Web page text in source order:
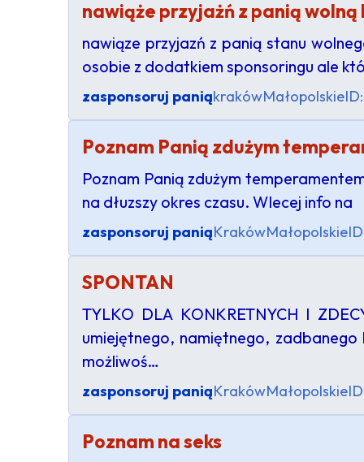
nawiąże przyjażń z panią
nawiąze przyjazń z panią stanu
osobie z dodatkiem sponsoringu ale
zasponsoruj paniąkrakówMałopolskie
Poznam Panią zdużym
Poznam Panią zdużym
na dłuzszy okres czasu. WIecej info na
zasponsoruj paniąKrakówMałopolskie
SPONTAN
TYLKO DLA KONKRETNYCH I
umiejętnego, namiętnego,
możliwoś…
zasponsoruj paniąKrakówMałopolskie
Poznam na seks